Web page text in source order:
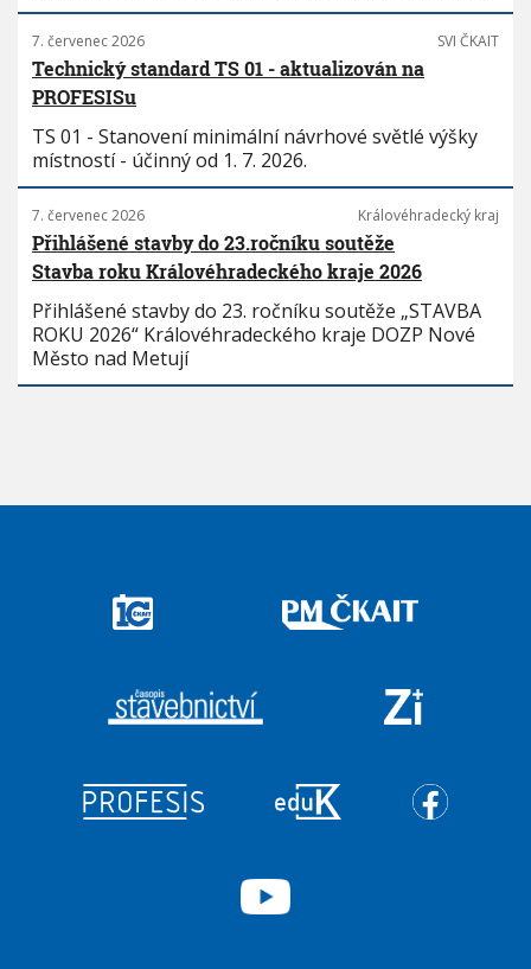
7. červenec 2026 SVI ČKAIT
Technický standard TS 01 - aktualizován na
PROFESISu
TS 01 - Stanovení minimální návrhové světlé výšky
místností - účinný od 1. 7. 2026.
7. červenec 2026 Královéhradecký kraj
Přihlášené stavby do 23.ročníku soutěže
Stavba roku Královéhradeckého kraje 2026
Přihlášené stavby do 23. ročníku soutěže „STAVBA
ROKU 2026“ Královéhradeckého kraje DOZP Nové
Město nad Metují